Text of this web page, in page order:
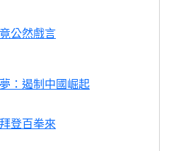
公然戲言
：遏制中國崛起
登百拳來